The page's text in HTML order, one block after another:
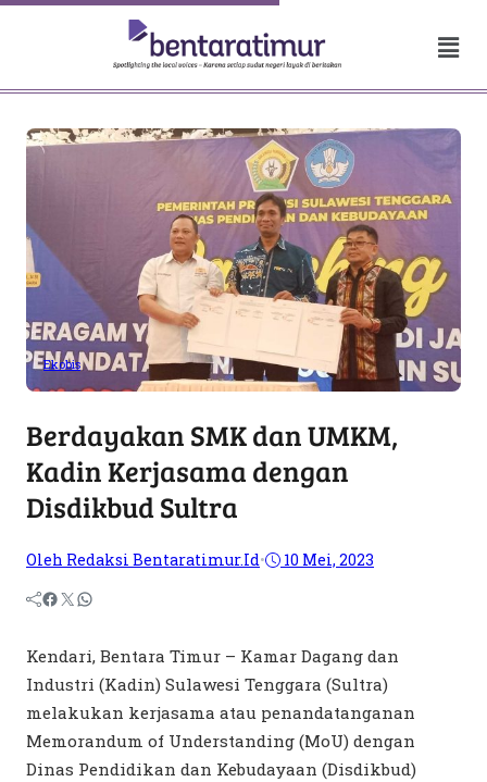
Ekobis
Berdayakan SMK dan UMKM,
Kadin Kerjasama dengan
Disdikbud Sultra
Oleh Redaksi Bentaratimur.id• 10 Mei, 2023
Kendari, Bentara Timur – Kamar Dagang dan
Industri (Kadin) Sulawesi Tenggara (Sultra)
melakukan kerjasama atau penandatanganan
Memorandum of Understanding (MoU) dengan
Dinas Pendidikan dan Kebudayaan (Disdikbud)